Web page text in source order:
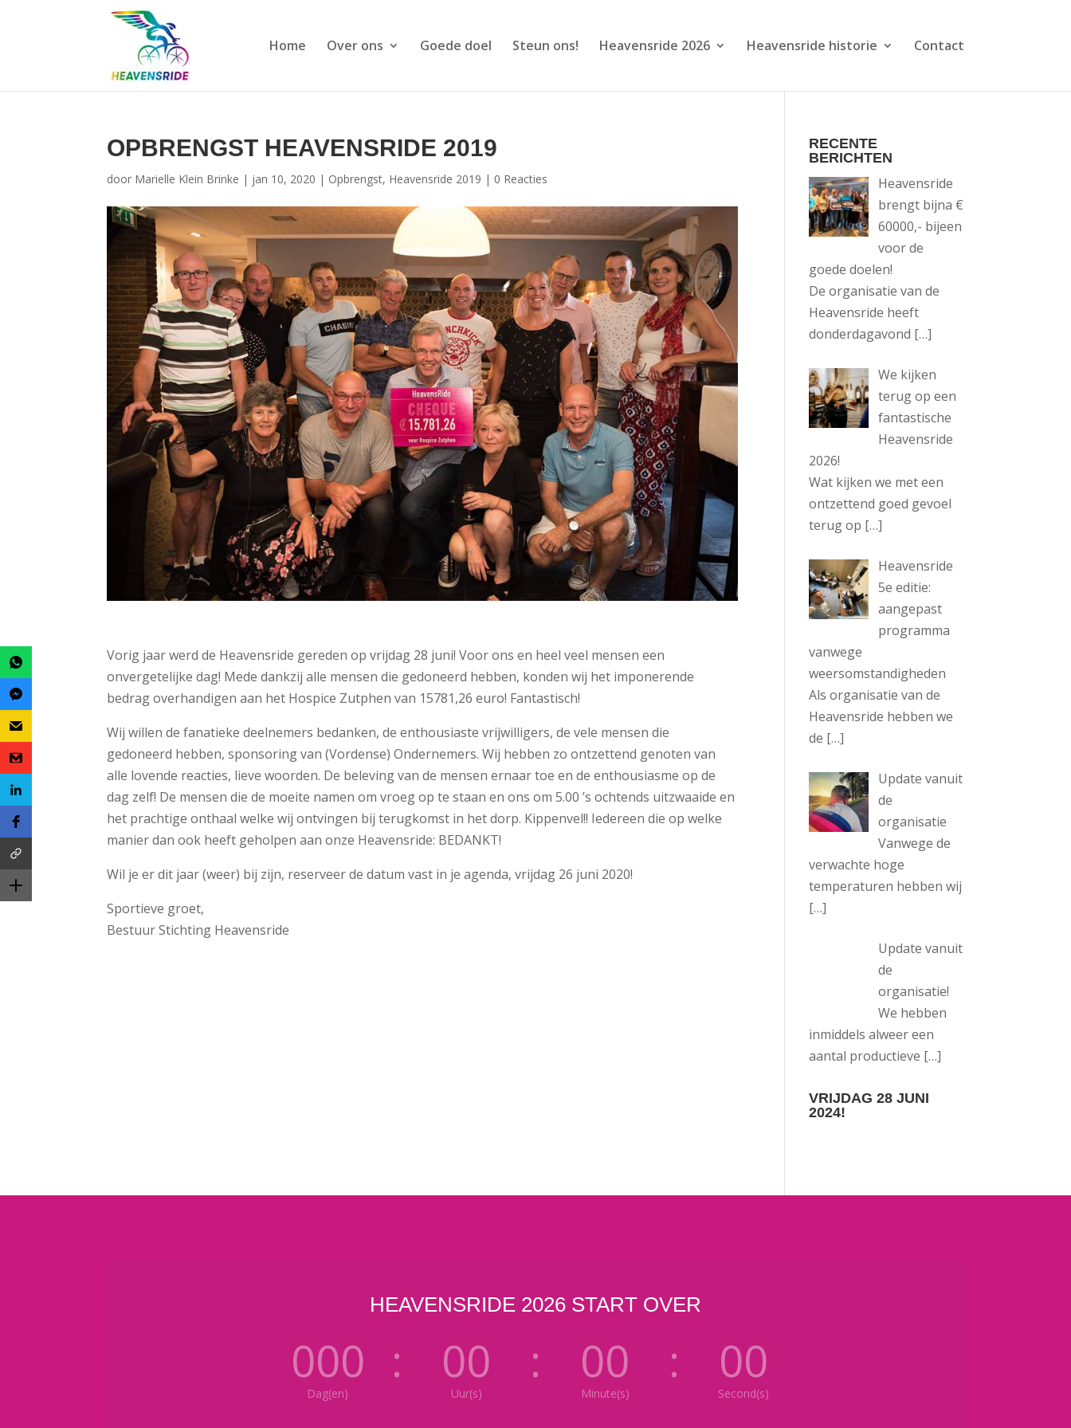
Home Over ons Goede doel Steun ons! Heavensride 2026 Heavensride historie Contact
OPBRENGST HEAVENSRIDE 2019
door Marielle Klein Brinke | jan 10, 2020 | Opbrengst, Heavensride 2019 | 0 Reacties
Vorig jaar werd de Heavensride gereden op vrijdag 28 juni! Voor ons en heel veel mensen een
onvergetelijke dag! Mede dankzij alle mensen die gedoneerd hebben, konden wij het imponerende
bedrag overhandigen aan het Hospice Zutphen van 15781,26 euro! Fantastisch!
Wij willen de fanatieke deelnemers bedanken, de enthousiaste vrijwilligers, de vele mensen die
gedoneerd hebben, sponsoring van (Vordense) Ondernemers. Wij hebben zo ontzettend genoten van
alle lovende reacties, lieve woorden. De beleving van de mensen ernaar toe en de enthousiasme op de
dag zelf! De mensen die de moeite namen om vroeg op te staan en ons om 5.00 ’s ochtends uitzwaaide en
het prachtige onthaal welke wij ontvingen bij terugkomst in het dorp. Kippenvel!! Iedereen die op welke
manier dan ook heeft geholpen aan onze Heavensride: BEDANKT!
Wil je er dit jaar (weer) bij zijn, reserveer de datum vast in je agenda, vrijdag 26 juni 2020!
Sportieve groet,
Bestuur Stichting Heavensride
RECENTE
BERICHTEN
Heavensride
brengt bijna €
60000,- bijeen
voor de
goede doelen!
De organisatie van de
Heavensride heeft
donderdagavond […]
We kijken
terug op een
fantastische
Heavensride
2026!
Wat kijken we met een
ontzettend goed gevoel
terug op […]
Heavensride
5e editie:
aangepast
programma
vanwege
weersomstandigheden
Als organisatie van de
Heavensride hebben we
de […]
Update vanuit
de
organisatie
Vanwege de
verwachte hoge
temperaturen hebben wij
[…]
Update vanuit
de
organisatie!
We hebben
inmiddels alweer een
aantal productieve […]
VRIJDAG 28 JUNI
2024!
HEAVENSRIDE 2026 START OVER
000
Dag(en)
: 00
Uur(s)
: 00
Minute(s)
: 00
Second(s)